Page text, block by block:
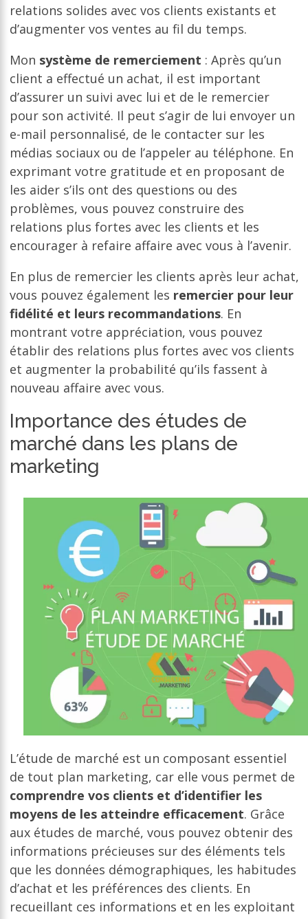
relations solides avec vos clients existants et
d’augmenter vos ventes au fil du temps.
Mon système de remerciement : Après qu’un
client a effectué un achat, il est important
d’assurer un suivi avec lui et de le remercier
pour son activité. Il peut s’agir de lui envoyer un
e-mail personnalisé, de le contacter sur les
médias sociaux ou de l’appeler au téléphone. En
exprimant votre gratitude et en proposant de
les aider s’ils ont des questions ou des
problèmes, vous pouvez construire des
relations plus fortes avec les clients et les
encourager à refaire affaire avec vous à l’avenir.
En plus de remercier les clients après leur achat,
vous pouvez également les remercier pour leur
fidélité et leurs recommandations. En
montrant votre appréciation, vous pouvez
établir des relations plus fortes avec vos clients
et augmenter la probabilité qu’ils fassent à
nouveau affaire avec vous.
Importance des études de
marché dans les plans de
marketing
L’étude de marché est un composant essentiel
de tout plan marketing, car elle vous permet de
comprendre vos clients et d’identifier les
moyens de les atteindre efficacement. Grâce
aux études de marché, vous pouvez obtenir des
informations précieuses sur des éléments tels
que les données démographiques, les habitudes
d’achat et les préférences des clients. En
recueillant ces informations et en les exploitant